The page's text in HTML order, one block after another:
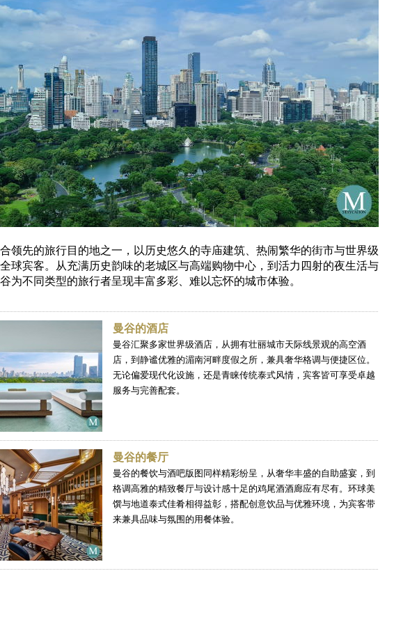
领先的旅行目的地之一，以历史悠久的寺庙建筑、热闹繁华的街市与世界级
球宾客。从充满历史韵味的老城区与高端购物中心，到活力四射的夜生活与
为不同类型的旅行者呈现丰富多彩、难以忘怀的城市体验。
曼谷的酒店
曼谷汇聚多家世界级酒店，从拥有壮丽城市天际线景观的高空酒
店，到静谧优雅的湄南河畔度假之所，兼具奢华格调与便捷区位。
无论偏爱现代化设施，还是青睐传统泰式风情，宾客皆可享受卓越
服务与完善配套。
曼谷的餐厅
曼谷的餐饮与酒吧版图同样精彩纷呈，从奢华丰盛的自助盛宴，到
格调高雅的精致餐厅与设计感十足的鸡尾酒酒廊应有尽有。环球美
馔与地道泰式佳肴相得益彰，搭配创意饮品与优雅环境，为宾客带
来兼具品味与氛围的用餐体验。